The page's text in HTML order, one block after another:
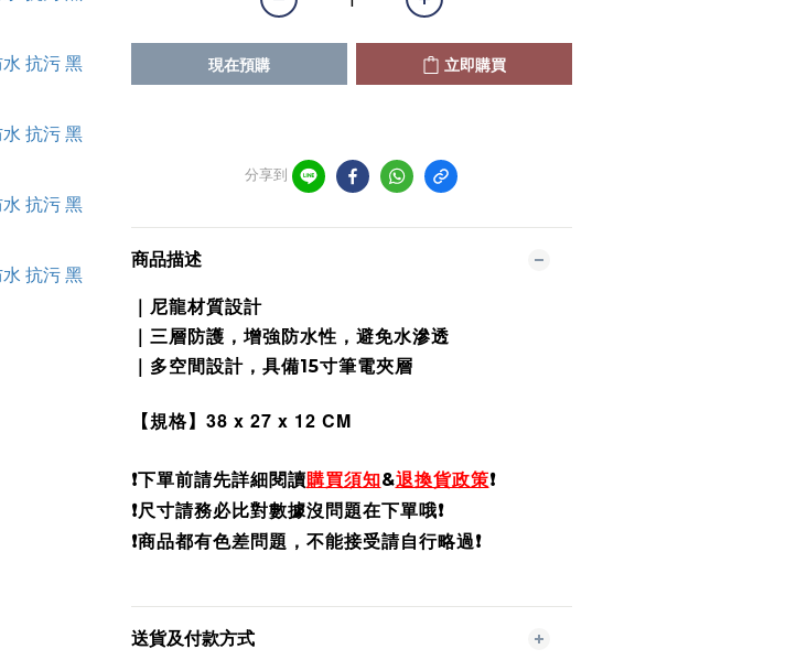
現在預購 立即購買
分享到
商品描述
｜尼龍材質設計
｜三層防護，增強防水性，避免水滲透
｜多空間設計，具備15寸筆電夾層
【規格】38 x 27 x 12 CM
❗️下單前請先詳細閱讀購買須知&退換貨政策❗️
❗️尺寸請務必比對數據沒問題在下單哦❗️
❗️商品都有色差問題，不能接受請自行略過❗️
送貨及付款方式